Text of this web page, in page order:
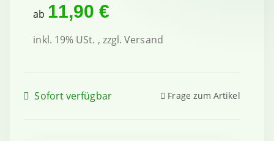
ab 11,90 €
inkl. 19% USt. , zzgl.Versand
Sofort verfügbar Frage zum Artikel